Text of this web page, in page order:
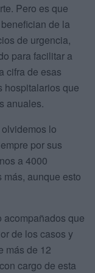
Pero es que
de la
de urgencia,
para facilitar a
cifra de esas
hospitalarios que
anuales.
lo
por sus
a 4000
aunque esto
que
de los casos y
más de 12
cargo de esta